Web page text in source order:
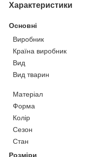
Характеристики
Основні
Виробник
Країна виробник
Вид
Вид тварин
Матеріал
Форма
Колір
Сезон
Стан
Розміри